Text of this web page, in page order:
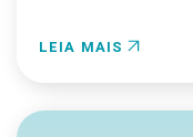
LEIA MAIS